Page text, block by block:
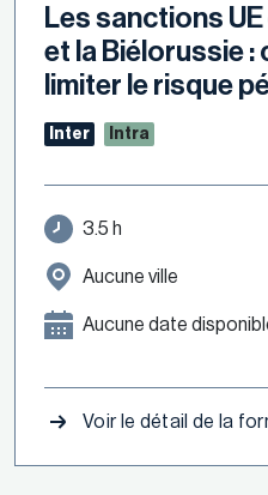
Les sanctions
et la Biélorussie
limiter le risque
Inter Intra
3.5 h
Aucune ville
Aucune date
Voir le détail de la